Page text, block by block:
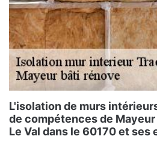
L'isolation de murs
de compétences de
Le Val dans le 60170 et ses